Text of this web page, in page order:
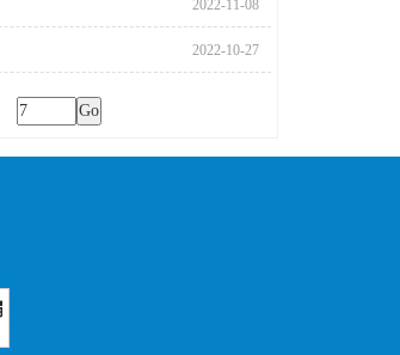
2022-11-08
2022-10-27
Go